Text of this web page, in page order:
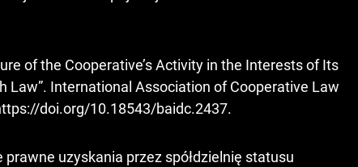
of the Cooperative’s Activity in the Interests of Its
Law”. International Association of Cooperative Law
doi.org/10.18543/baidc.2437.
prawne uzyskania przez spółdzielnię statusu